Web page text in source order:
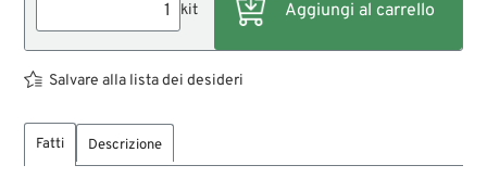
kit
Salvare alla lista dei desideri
Fatti Descrizione